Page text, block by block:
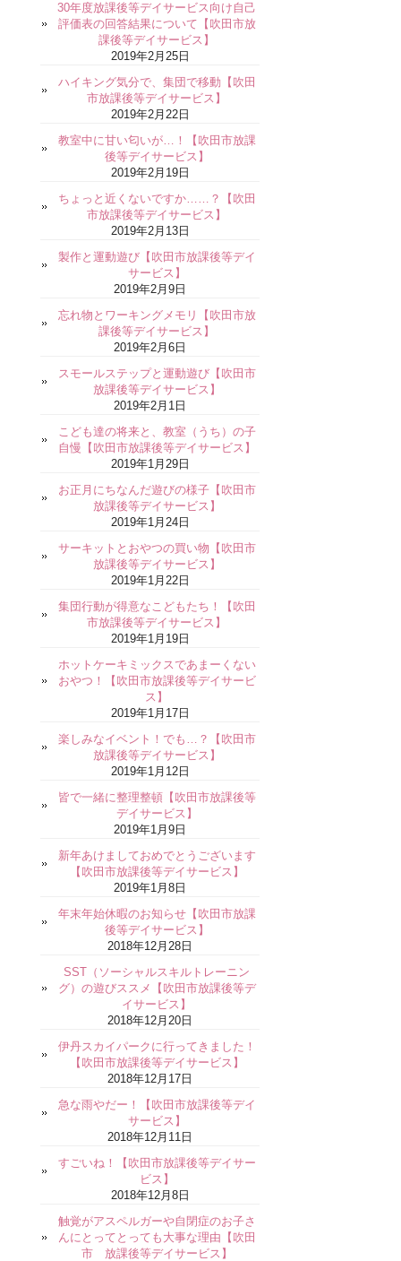
30年度放課後等デイサービス向け自己
評価表の回答結果について【吹田市放
課後等デイサービス】
2019年2月25日
ハイキング気分で、集団で移動【吹田
市放課後等デイサービス】
2019年2月22日
教室中に甘い匂いが…！【吹田市放課
後等デイサービス】
2019年2月19日
ちょっと近くないですか……？【吹田
市放課後等デイサービス】
2019年2月13日
製作と運動遊び【吹田市放課後等デイ
サービス】
2019年2月9日
忘れ物とワーキングメモリ【吹田市放
課後等デイサービス】
2019年2月6日
スモールステップと運動遊び【吹田市
放課後等デイサービス】
2019年2月1日
こども達の将来と、教室（うち）の子
自慢【吹田市放課後等デイサービス】
2019年1月29日
お正月にちなんだ遊びの様子【吹田市
放課後等デイサービス】
2019年1月24日
サーキットとおやつの買い物【吹田市
放課後等デイサービス】
2019年1月22日
集団行動が得意なこどもたち！【吹田
市放課後等デイサービス】
2019年1月19日
ホットケーキミックスであまーくない
おやつ！【吹田市放課後等デイサービ
ス】
2019年1月17日
楽しみなイベント！でも…？【吹田市
放課後等デイサービス】
2019年1月12日
皆で一緒に整理整頓【吹田市放課後等
デイサービス】
2019年1月9日
新年あけましておめでとうございます
【吹田市放課後等デイサービス】
2019年1月8日
年末年始休暇のお知らせ【吹田市放課
後等デイサービス】
2018年12月28日
SST（ソーシャルスキルトレーニン
グ）の遊びススメ【吹田市放課後等デ
イサービス】
2018年12月20日
伊丹スカイパークに行ってきました！
【吹田市放課後等デイサービス】
2018年12月17日
急な雨やだー！【吹田市放課後等デイ
サービス】
2018年12月11日
すごいね！【吹田市放課後等デイサー
ビス】
2018年12月8日
触覚がアスペルガーや自閉症のお子さ
んにとってとっても大事な理由【吹田
市 放課後等デイサービス】